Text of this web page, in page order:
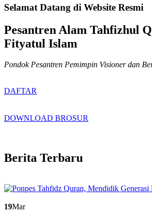
Selamat Datang di Website Resmi
Pesantren Alam Tahfizhul
Fityatul Islam
Pondok Pesantren Pemimpin Visioner dan
DAFTAR
DOWNLOAD BROSUR
Berita Terbaru
19Mar